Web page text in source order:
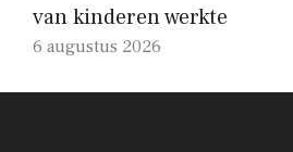
van kinderen werkte
6 augustus 2026